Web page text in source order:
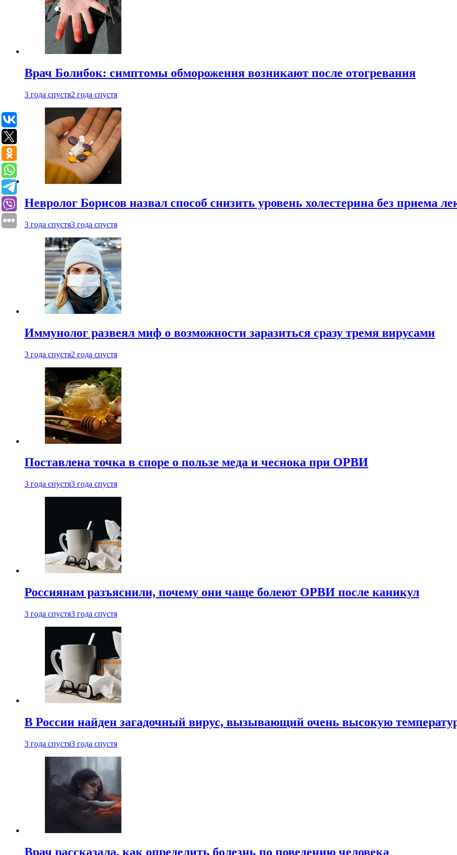
Врач Болибок: симптомы обморожения возникают после отогревания
3 года спустя2 года спустя
Невролог Борисов назвал способ снизить уровень холестерина без приема
3 года спустя3 года спустя
Иммунолог развеял миф о возможности заразиться сразу тремя вирусами
3 года спустя2 года спустя
Поставлена точка в споре о пользе меда и чеснока при ОРВИ
3 года спустя3 года спустя
Россиянам разъяснили, почему они чаще болеют ОРВИ после каникул
3 года спустя3 года спустя
В России найден загадочный вирус, вызывающий очень высокую
3 года спустя3 года спустя
Врач рассказала, как определить болезнь по поведению человека